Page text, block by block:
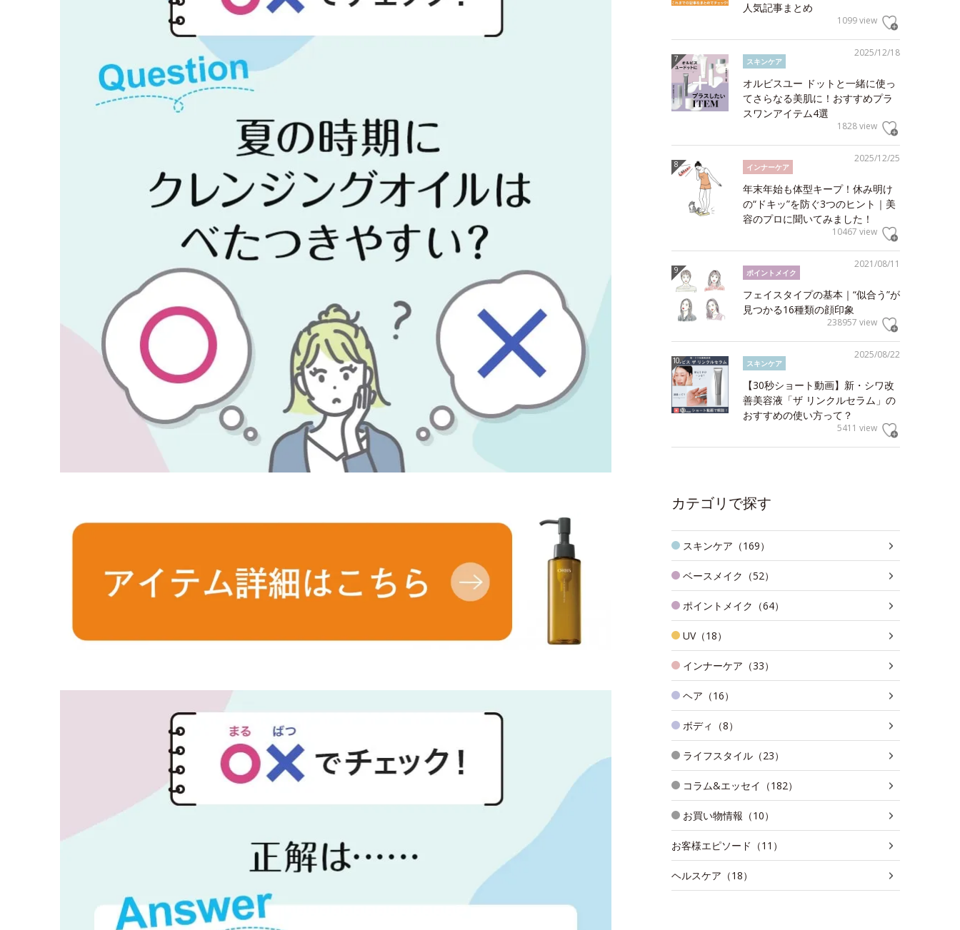
人気記事まとめ
1099 view
2025/12/18
スキンケア
オルビスユー ドットと一緒に使っ
てさらなる美肌に！おすすめプラ
スワンアイテム4選
1828 view
2025/12/25
インナーケア
年末年始も体型キープ！休み明け
の“ドキッ”を防ぐ3つのヒント｜美
容のプロに聞いてみました！
10467 view
2021/08/11
ポイントメイク
フェイスタイプの基本｜“似合う”が
見つかる16種類の顔印象
238957 view
2025/08/22
スキンケア
【30秒ショート動画】新・シワ改
善美容液「ザ リンクルセラム」の
おすすめの使い方って？
5411 view
カテゴリで探す
スキンケア（169）
ベースメイク（52）
ポイントメイク（64）
UV（18）
インナーケア（33）
ヘア（16）
ボディ（8）
ライフスタイル（23）
コラム&エッセイ（182）
お買い物情報（10）
お客様エピソード（11）
ヘルスケア（18）